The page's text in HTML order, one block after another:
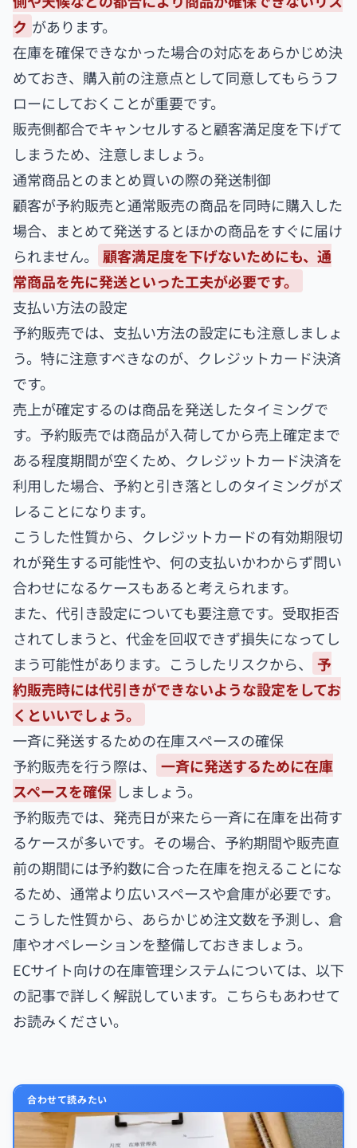
ク があります。
在庫を確保できなかった場合の対応をあらかじめ決
めておき、購入前の注意点として同意してもらうフ
ローにしておくことが重要です。
販売側都合でキャンセルすると顧客満足度を下げて
しまうため、注意しましょう。
通常商品とのまとめ買いの際の発送制御
顧客が予約販売と通常販売の商品を同時に購入した
場合、まとめて発送するとほかの商品をすぐに届け
られません。
顧客満足度を下げないためにも、通
常商品を先に発送といった工夫が必要です。
支払い方法の設定
予約販売では、支払い方法の設定にも注意しましょ
う。特に注意すべきなのが、クレジットカード決済
です。
売上が確定するのは商品を発送したタイミングで
す。予約販売では商品が入荷してから売上確定まで
ある程度期間が空くため、クレジットカード決済を
利用した場合、予約と引き落としのタイミングがズ
レることになります。
こうした性質から、クレジットカードの有効期限切
れが発生する可能性や、何の支払いかわからず問い
合わせになるケースもあると考えられます。
また、代引き設定についても要注意です。受取拒否
されてしまうと、代金を回収できず損失になってし
まう可能性があります。こうしたリスクから、
予
約販売時には代引きができないような設定をしてお
くといいでしょう。
一斉に発送するための在庫スペースの確保
予約販売を行う際は、
一斉に発送するために在庫
スペースを確保 しましょう。
予約販売では、発売日が来たら一斉に在庫を出荷す
るケースが多いです。その場合、予約期間や販売直
前の期間には予約数に合った在庫を抱えることにな
るため、通常より広いスペースや倉庫が必要です。
こうした性質から、あらかじめ注文数を予測し、倉
庫やオペレーションを整備しておきましょう。
ECサイト向けの在庫管理システムについては、以下
の記事で詳しく解説しています。こちらもあわせて
お読みください。
合わせて読みたい